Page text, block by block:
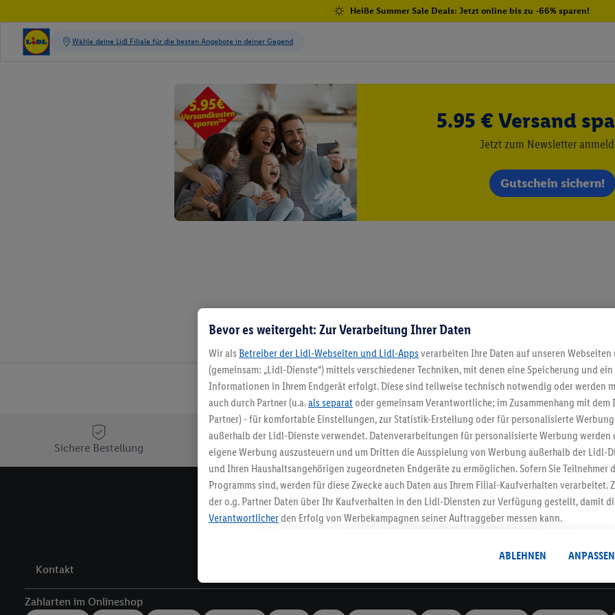
Heiße Summer Sale Deals: Jetzt online bis zu -66% sparen!
5.95 € Versand
Jetzt zum Newsletter
Gutschein sichern!
Lidl-Newsletter
Sichere Bestellung Kostenlose Retoure Rückgabefrist von
Newsletter
Melde dich zum Lidl Newsletter an & sichere dir dein
Kontakt
Zahlarten im Onlineshop
Bevor es weitergeht: Zur Verarbeitung Ihrer Daten
Wir als Betreiber der Lidl-Webseiten und Lidl-Apps verarbeiten Ihre Daten auf unseren Webseiten
(gemeinsam: „Lidl-Dienste“) mittels verschiedener Techniken, mit denen eine Speicherung und
Informationen in Ihrem Endgerät erfolgt. Diese sind teilweise technisch notwendig oder werden
auch durch Partner (u.a.als separat oder gemeinsam Verantwortliche; im Zusammenhang mit dem
Partner) - für komfortable Einstellungen, zur Statistik-Erstellung oder für personalisierte
außerhalb der Lidl-Dienste verwendet. Datenverarbeitungen für personalisierte Werbung werden
eigene Werbung auszusteuern und um Dritten die Ausspielung von Werbung außerhalb der Lidl-
und Ihren Haushaltsangehörigen zugeordneten Endgeräte zu ermöglichen. Sofern Sie Teilnehmer
Programms sind, werden für diese Zwecke auch Daten aus Ihrem Filial-Kaufverhalten verarbeitet.
der o.g. Partner Daten über Ihr Kaufverhalten in den Lidl-Diensten zur Verfügung gestellt, damit
Verantwortlicherden Erfolg von Werbekampagnen seiner Auftraggeber messen kann.
angereicherten Profilen. Dies umfasst die Zusammenführung von Daten (z.B. über Ihre Nutzung
Kaufverhalten in den Lidl-Diensten, Informationen aus Ihrem Kundenkonto - z.B. Alter oder
genauen Standortdaten) auch über verschiedene Endgeräte und Lidl-Dienste hinweg
ABLEHNEN ANPASSEN